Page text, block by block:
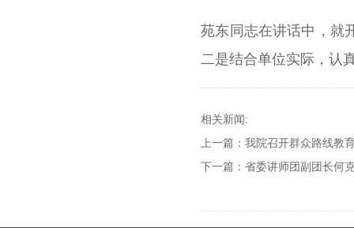
苑东同志在讲话中，就
二是结合单位实际，认
相关新闻:
上一篇：我院召开群众路线教
下一篇：省委讲师团副团长何